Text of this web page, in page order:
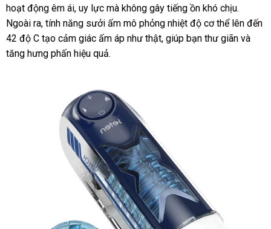
Nam
Tự
Động
Sưởi
Ấm
hoạt động êm ái, uy lực mà không gây tiếng ồn khó chịu.
Ngoài ra, tính năng sưởi ấm mô phỏng nhiệt độ cơ thể lên đến
42 độ C tạo cảm giác ấm áp như thật, giúp bạn thư giãn và
tăng hưng phấn hiệu quả.